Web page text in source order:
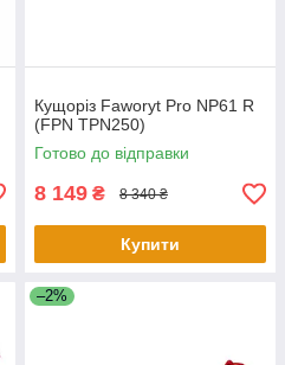
Кущоріз Faworyt Pro NP61 R
(FPN TPN250)
Готово до відправки
8 149 ₴ 8 340 ₴
Купити
–2%